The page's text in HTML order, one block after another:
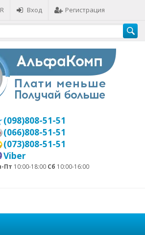
Вход Регистрация
(098)808-51-51
(066)808-51-51
(073)808-51-51
Viber
Пт 10:00-18:00 Сб 10:00-16:00